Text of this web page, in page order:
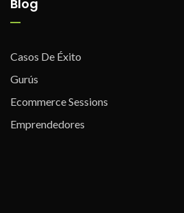
Blog
Casos De Éxito
Gurús
Ecommerce Sessions
Emprendedores